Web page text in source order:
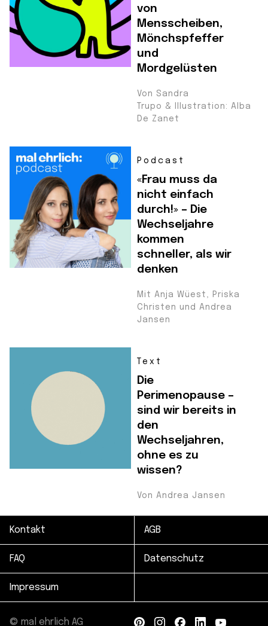
von
Mensscheiben,
Mönchspfeffer
und
Mordgelüsten
Von Sandra
Trupo & Illustration: Alba
De Zanet
Podcast
«Frau muss da
nicht einfach
durch!» – Die
Wechseljahre
kommen
schneller, als wir
denken
Mit Anja Wüest, Priska
Christen und Andrea
Jansen
Text
Die
Perimenopause –
sind wir bereits in
den
Wechseljahren,
ohne es zu
wissen?
Von Andrea Jansen
Kontakt AGB
FAQ Datenschutz
Impressum
© mal ehrlich AG